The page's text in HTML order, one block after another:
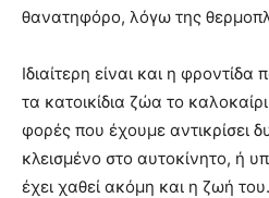
θανατηφόρο, λόγω της
Ιδιαίτερη είναι και η φροντίδα
τα κατοικίδια ζώα το
φορές που έχουμε αντικρίσει
κλεισμένο στο αυτοκίνητο, ή
έχει χαθεί ακόμη και η ζωή του.